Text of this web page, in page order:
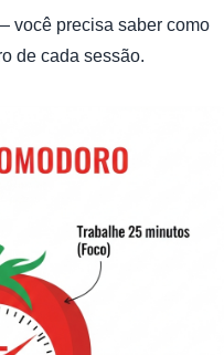
você precisa saber como
de cada sessão.